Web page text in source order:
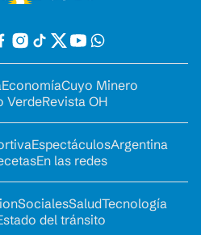
EconomíaCuyo Minero
VerdeRevista OH
EspectáculosArgentina
En las redes
SocialesSaludTecnología
del tránsito